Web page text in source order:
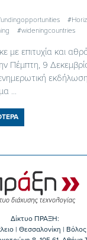
#wideningcountries
με επιτυχία και
Πέμπτη, 9
...
Δίκτυο ΠΡΑΞΗ:
| Θεσσαλονίκη |